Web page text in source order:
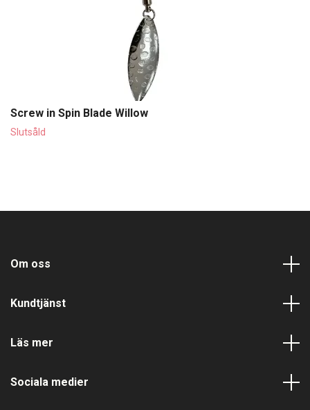
Screw in Spin Blade Willow
Slutsåld
Om oss
Kundtjänst
Läs mer
Sociala medier